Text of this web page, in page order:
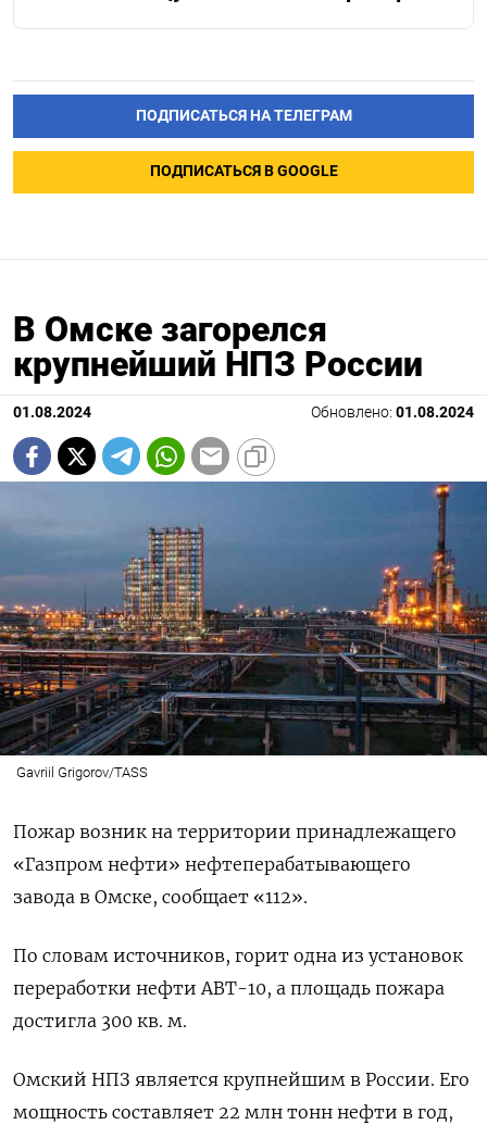
ПОДПИСАТЬСЯ НА ТЕЛЕГРАМ
ПОДПИСАТЬСЯ В GOOGLE
В Омске загорелся
крупнейший НПЗ России
01.08.2024 Обновлено: 01.08.2024
Gavriil Grigorov/TASS
Пожар возник на территории принадлежащего
«Газпром нефти» нефтеперабатывающего
завода в Омске, сообщает «112».
По словам источников, горит одна из установок
переработки нефти АВТ-10, а площадь пожара
достигла 300 кв. м.
Омский НПЗ является крупнейшим в России. Его
мощность составляет 22 млн тонн нефти в год,